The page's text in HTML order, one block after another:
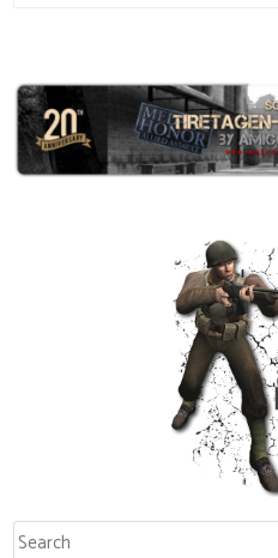
Rechercher